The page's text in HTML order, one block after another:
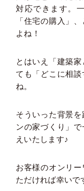
対応できます。
「住宅の購入」
よね！
とはいえ「建築
ても「どこに相
ね。
そういった背景
ンの家づくり」
えいたします♪
お客様のオンリ
ただければ幸いで